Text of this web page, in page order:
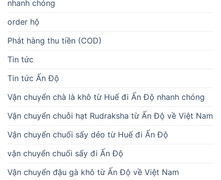
nhanh chóng
order hộ
Phát hàng thu tiền (COD)
Tin tức
Tin tức Ấn Độ
Vận chuyển chà là khô từ Huế đi Ấn Độ nhanh chóng
Vận chuyển chuỗi hạt Rudraksha từ Ấn Độ về Việt Nam
Vận chuyển chuối sấy dẻo từ Huế đi Ấn Độ
vận chuyển chuối sấy đi Ấn Độ
Vận chuyển đậu gà khô từ Ấn Độ về Việt Nam